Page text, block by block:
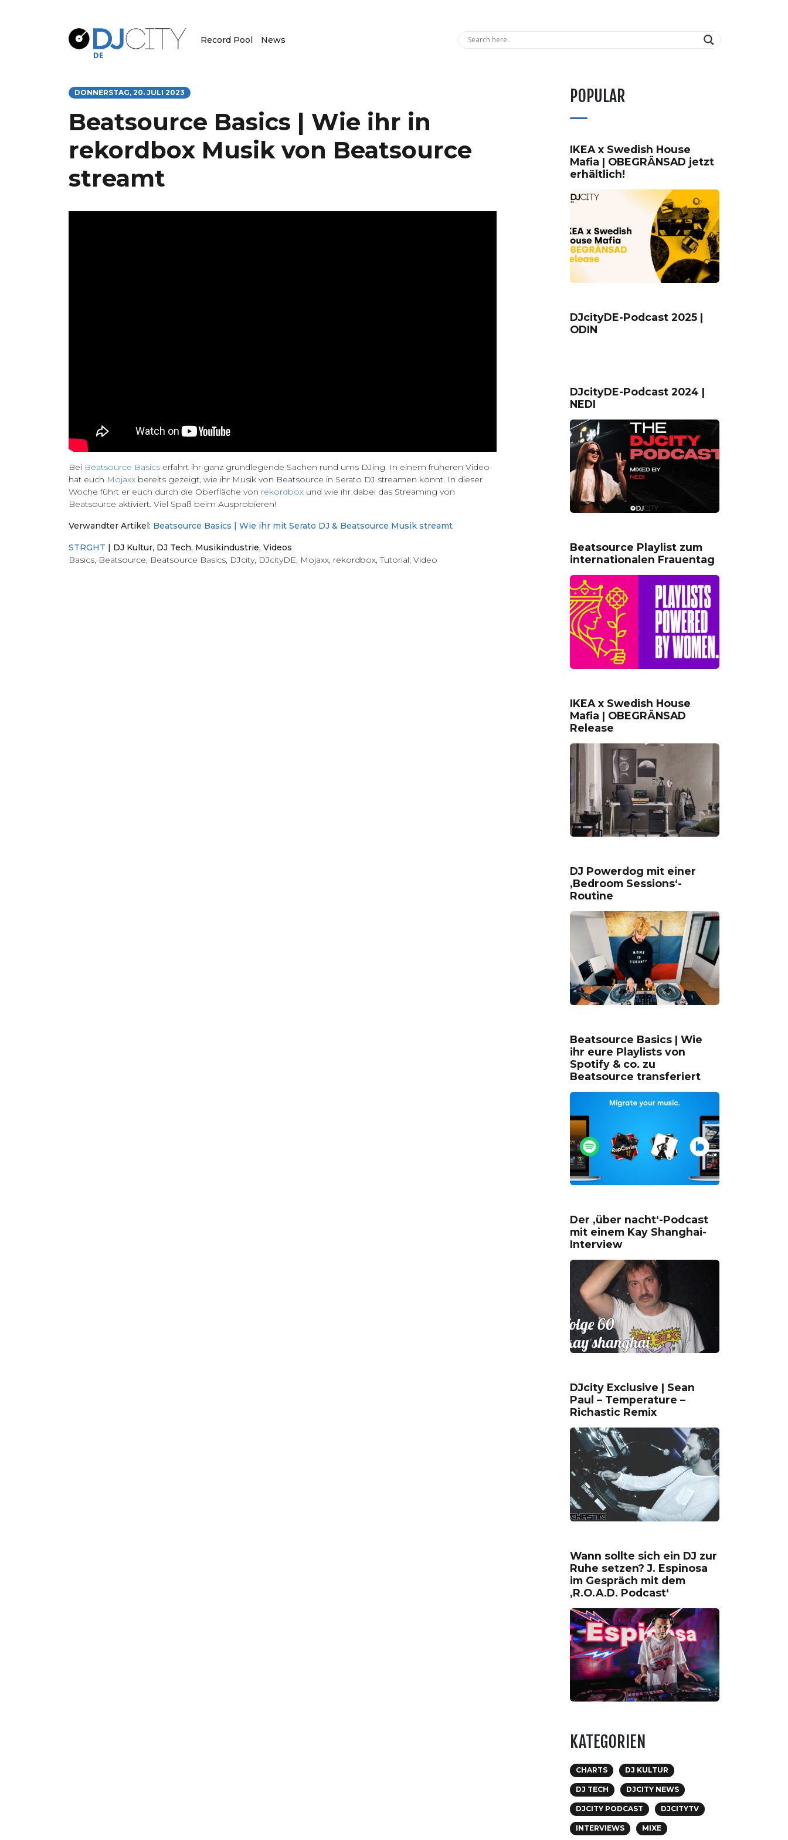
Record Pool News
DONNERSTAG, 20. JULI 2023
Beatsource Basics | Wie ihr in
rekordbox Musik von Beatsource
streamt
Bei Beatsource Basics erfahrt ihr ganz grundlegende Sachen rund ums DJing. In einem früheren Video
hat euch Mojaxx bereits gezeigt, wie ihr Musik von Beatsource in Serato DJ streamen könnt. In dieser
Woche führt er euch durch die Oberfläche von rekordbox und wie ihr dabei das Streaming von
Beatsource aktiviert. Viel Spaß beim Ausprobieren!
Verwandter Artikel: Beatsource Basics | Wie ihr mit Serato DJ & Beatsource Musik streamt
STRGHT DJ Kultur, DJ Tech, Musikindustrie, Videos
Basics, Beatsource, Beatsource Basics, DJcity, DJcityDE, Mojaxx, rekordbox, Tutorial, Video
POPULAR
IKEA x Swedish House
Mafia | OBEGRÄNSAD jetzt
erhältlich!
DJcityDE-Podcast 2025 |
ODIN
DJcityDE-Podcast 2024 |
NEDI
Beatsource Playlist zum
internationalen Frauentag
IKEA x Swedish House
Mafia | OBEGRÄNSAD
Release
DJ Powerdog mit einer
‚Bedroom Sessions‘-
Routine
Beatsource Basics | Wie
ihr eure Playlists von
Spotify & co. zu
Beatsource transferiert
Der ‚über nacht‘-Podcast
mit einem Kay Shanghai-
Interview
DJcity Exclusive | Sean
Paul – Temperature –
Richastic Remix
Wann sollte sich ein DJ zur
Ruhe setzen? J. Espinosa
im Gespräch mit dem
‚R.O.A.D. Podcast‘
KATEGORIEN
CHARTS DJ KULTUR
DJ TECH DJCITY NEWS
DJCITY PODCAST DJCITYTV
INTERVIEWS MIXE